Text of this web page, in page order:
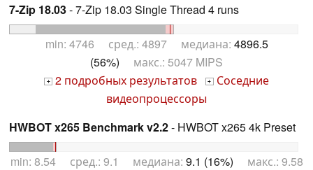
7-Zip 18.03- 7-Zip 18.03 Single Thread 4 runs
min: 4746 сред.: 4897 медиана: 4896.5
(56%) макс.: 5047 MIPS
+ 2 подробных результатов + Соседние
видеопроцессоры
HWBOT x265 Benchmark v2.2- HWBOT x265 4k Preset
min: 8.54 сред.: 9.1 медиана: 9.1 (16%) макс.: 9.58